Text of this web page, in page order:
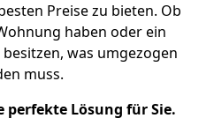
Preise zu bieten. Ob
haben oder ein
was umgezogen
muss.
perfekte Lösung für Sie.